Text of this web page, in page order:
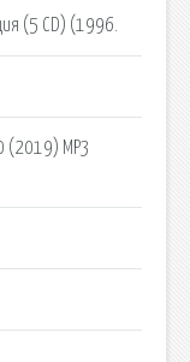
(5 CD) (1996.
(2019) MP3